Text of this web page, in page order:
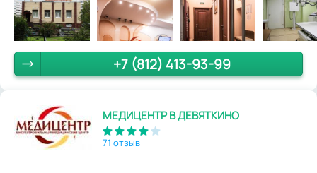
+7 (812) 413-93-99
МЕДИЦЕНТР В ДЕВЯТКИНО
71 отзыв